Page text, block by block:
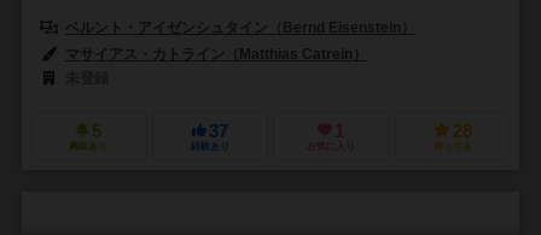
ベルント・アイゼンシュタイン（Bernd Eisenstein）
マサイアス・カトライン（Matthias Catrein）
5
興味あり
37
経験あり
1
お気に入り
28
持ってる